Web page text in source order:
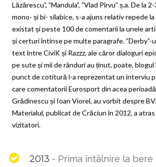
Lăzărescu”, ”Mandula”, ”Vlad Pîrvu” ș.a. De la
mono- și bi- silabice, s-a ajuns relativ repede la
existat și peste 100 de comentarii la unele
și certuri întinse pe multe paragrafe. ”Derby”-
text între CiviK și Razzz, ale căror dialoguri
pe sute și mii de rânduri au ținut, poate, blogul
punct de cotitură l-a reprezentat un interviu
care comentatorii Eurosport din acea
Grădinescu și Ioan Viorel, au vorbit despre
Materialul, publicat de Crăciun în 2012, a
vizitatori.
2013 - Prima întâlnire la bere